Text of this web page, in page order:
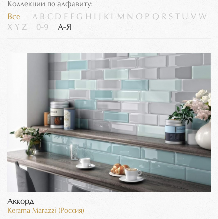
Коллекции по алфавиту:
Все A B C D E F G H K L M N O P Q R S U V W
X Y Z 0-9 А-Я
Аккорд
Kerama Marazzi (Россия)